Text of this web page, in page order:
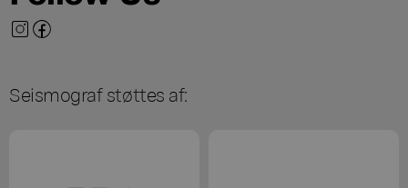
Seismograf støttes af: